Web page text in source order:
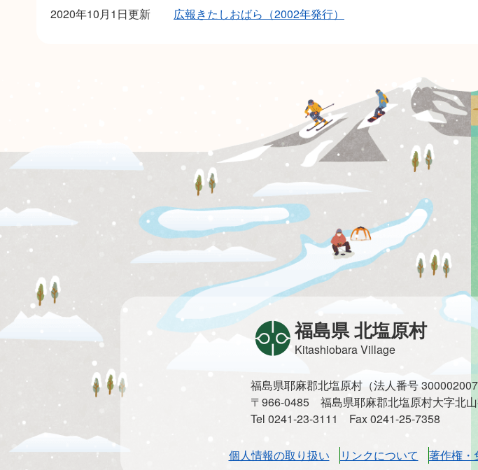
2020年10月1日更新
広報きたしおばら（2002年発行）
福島県 北塩原村
Kitashiobara Village
福島県耶麻郡北塩原村（法人番号
〒966-0485 福島県耶麻郡北塩原村大字北
Tel 0241-23-3111 Fax 0241-25-7358
個人情報の取り扱い リンクについて 著作権・